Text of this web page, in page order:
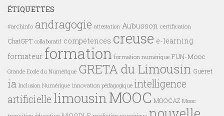
ÉTIQUETTES
#archinfo andragogie attestation Aubusson certification
ChatGPT collaboratif compétences creuse e-learning
formateur formation formation numérique FUN-Mooc
Grande Ecole du Numérique GRETA du Limousin Guéret
ia Inclusion Numérique innovation pédagogique intelligence
artificielle limousinMOOC MOOCAZ Mooc